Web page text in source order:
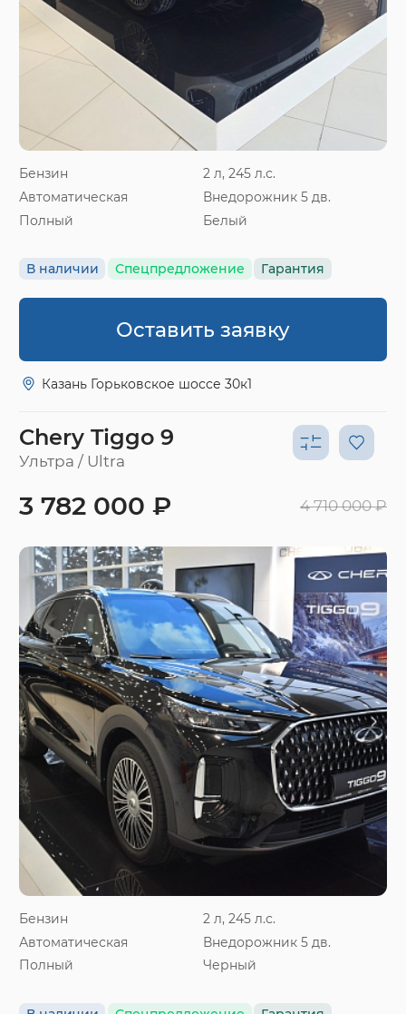
Бензин
2 л, 245 л.с.
Автоматическая
Внедорожник 5 дв.
Полный
Белый
В наличии Спецпредложение Гарантия
Оставить заявку
Казань Горьковское шоссе 30к1
Chery Tiggo 9
Ультра / Ultra
Бензин
2 л, 245 л.с.
Автоматическая
Внедорожник 5 дв.
Полный
Черный
3 782 000 ₽ 4 710 000 ₽